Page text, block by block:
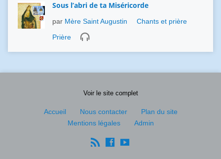
Sous l’abri de ta Miséricorde
par Mère Saint Augustin
Chants et prière
Prière
Voir le site complet
Accueil Nous contacter
Plan du site
Mentions légales
Admin